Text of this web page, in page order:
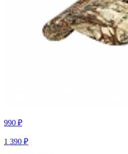
990 ₽
1 390 ₽